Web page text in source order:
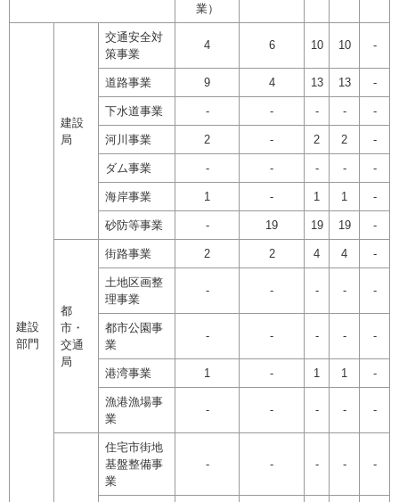
業）
建設
部門
建設
局
交通安全対
策事業
4 6 10 10 -
道路事業 9 4 13 13 -
下水道事業 - - - - -
河川事業 2 - 2 2 -
ダム事業 - - - - -
海岸事業 1 - 1 1 -
砂防等事業 - 19 19 19 -
都
市・
交通
局
街路事業 2 2 4 4 -
土地区画整
理事業
- - - - -
都市公園事
業
- - - - -
港湾事業 1 - 1 1 -
漁港漁場事
業
- - - - -
住宅市街地
基盤整備事
業
- - - - -